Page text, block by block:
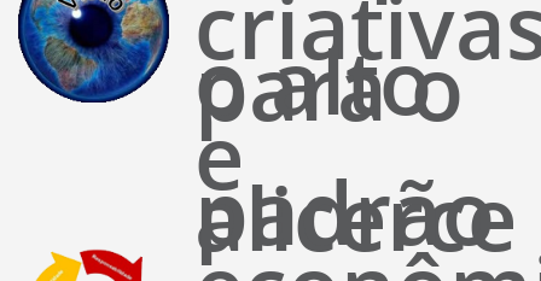
para o
alicerce
e
o alto
padrão